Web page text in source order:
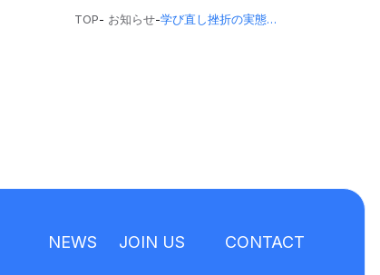
TOP- お知らせ- 学び直し挫折の実態調査が各種メディアに掲載されました
NEWS JOIN US CONTACT